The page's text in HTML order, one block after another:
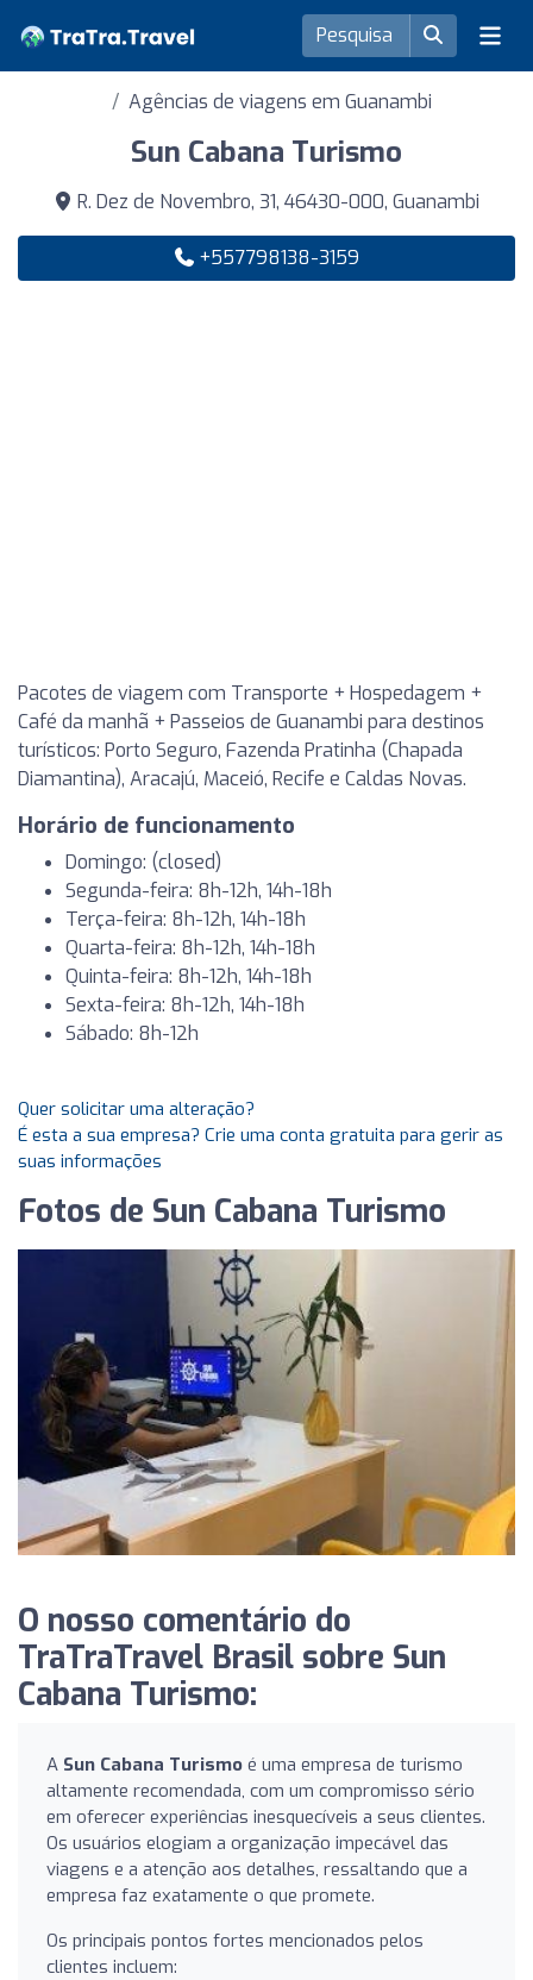
Agências de viagens em Guanambi
Sun Cabana Turismo
R. Dez de Novembro, 31, 46430-000, Guanambi
+557798138-3159
Pacotes de viagem com Transporte + Hospedagem +
Café da manhã + Passeios de Guanambi para destinos
turísticos: Porto Seguro, Fazenda Pratinha (Chapada
Diamantina), Aracajú, Maceió, Recife e Caldas Novas.
Horário de funcionamento
Domingo: (closed)
Segunda-feira: 8h-12h, 14h-18h
Terça-feira: 8h-12h, 14h-18h
Quarta-feira: 8h-12h, 14h-18h
Quinta-feira: 8h-12h, 14h-18h
Sexta-feira: 8h-12h, 14h-18h
Sábado: 8h-12h
Quer solicitar uma alteração?
É esta a sua empresa? Crie uma conta gratuita para gerir as
suas informações
Fotos de Sun Cabana Turismo
O nosso comentário do
TraTraTravel Brasil sobre Sun
Cabana Turismo:
A Sun Cabana Turismo é uma empresa de turismo
altamente recomendada, com um compromisso sério
em oferecer experiências inesquecíveis a seus clientes.
Os usuários elogiam a organização impecável das
viagens e a atenção aos detalhes, ressaltando que a
empresa faz exatamente o que promete.
Os principais pontos fortes mencionados pelos
clientes incluem: